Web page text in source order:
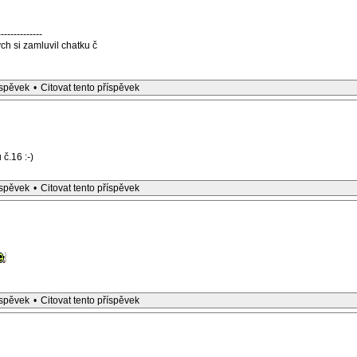
si zamluvil chatku č
• Citovat tento příspěvek
č.16 :-)
• Citovat tento příspěvek
• Citovat tento příspěvek